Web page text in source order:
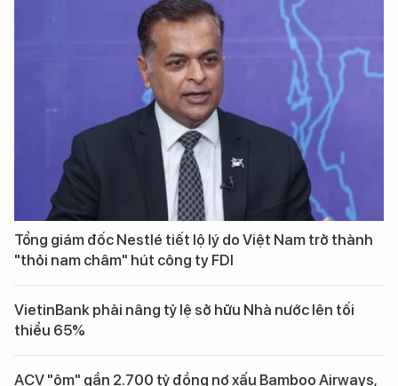
Tổng giám đốc Nestlé tiết lộ lý do Việt Nam trở thành
"thỏi nam châm" hút công ty FDI
VietinBank phải nâng tỷ lệ sở hữu Nhà nước lên tối
thiểu 65%
ACV "ôm" gần 2.700 tỷ đồng nợ xấu Bamboo Airways,